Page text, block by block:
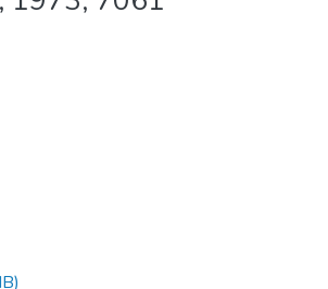
Digital